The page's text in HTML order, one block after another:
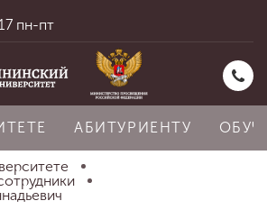
пн-пт
АБИТУРИЕНТУ